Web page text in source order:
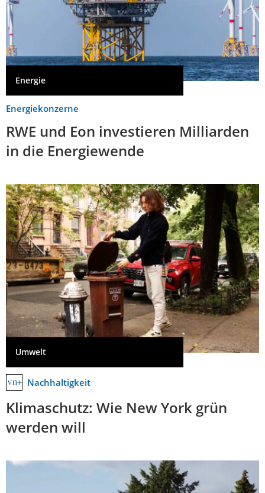
Energie
Energiekonzerne
RWE und Eon investieren Milliarden
in die Energiewende
Umwelt
Nachhaltigkeit
Klimaschutz: Wie New York grün
werden will